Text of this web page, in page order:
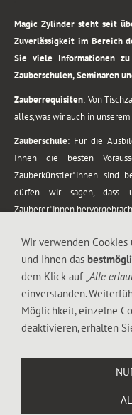
Magic Zylinder steht seit
Zuverlässigkeit im Bereich
Sie viele Informationen
Zauberschulen, Seminaren
Zauberrequisiten: Von
alles, was wir auch in
Zauberschule: Für die
Ihnen die besten
Zauberkünstler*innen sind
dürfen wir sagen, dass
Zauberer*innen
vom Kinderprogramm bis zur
meiner Zauber-Sprech-
gewürzt mit Gags und
Wir verwenden
und Ihnen das
dem Klick auf „Alle
einverstanden.
Möglichkeit, einzelne
deaktivieren, erhalten